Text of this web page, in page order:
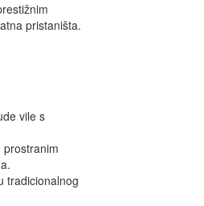
pristaništa.
vile s
prostranim
tradicionalnog